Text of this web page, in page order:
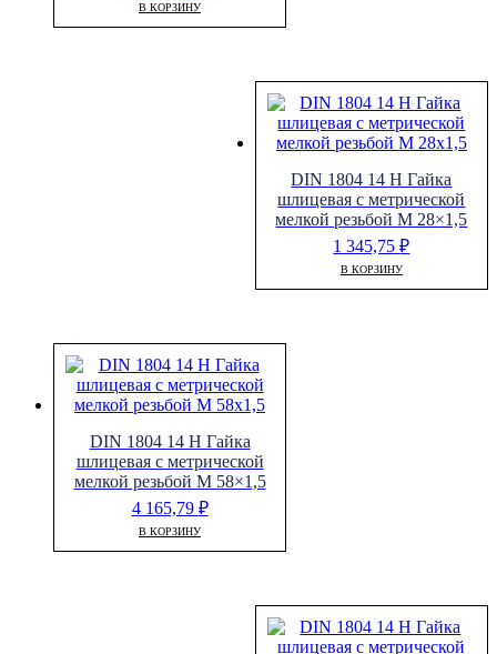
В КОРЗИНУ
DIN 1804 14 H Гайка
шлицевая с метрической
мелкой резьбой M 28×1,5
1 345,75₽
В КОРЗИНУ
DIN 1804 14 H Гайка
шлицевая с метрической
мелкой резьбой M 58×1,5
4 165,79 ₽
В КОРЗИНУ